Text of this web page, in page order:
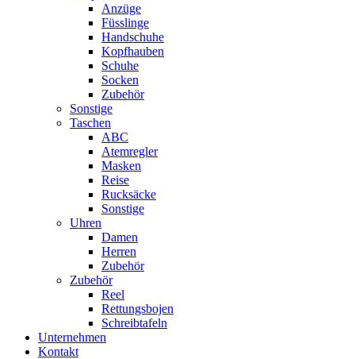
Anzüge
Füsslinge
Handschuhe
Kopfhauben
Schuhe
Socken
Zubehör
Sonstige
Taschen
ABC
Atemregler
Masken
Reise
Rucksäcke
Sonstige
Uhren
Damen
Herren
Zubehör
Zubehör
Reel
Rettungsbojen
Schreibtafeln
Unternehmen
Kontakt